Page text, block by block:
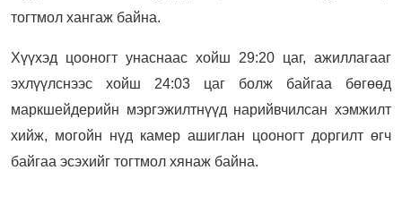
тогтмол хангаж байна.
Хүүхэд цооногт унаснаас хойш 29:20 цаг, ажиллагааг
эхлүүлснээс хойш 24:03 цаг болж байгаа бөгөөд
маркшейдерийн мэргэжилтнүүд нарийвчилсан хэмжилт
хийж, могойн нүд камер ашиглан цооногт доргилт өгч
байгаа эсэхийг тогтмол хянаж байна.